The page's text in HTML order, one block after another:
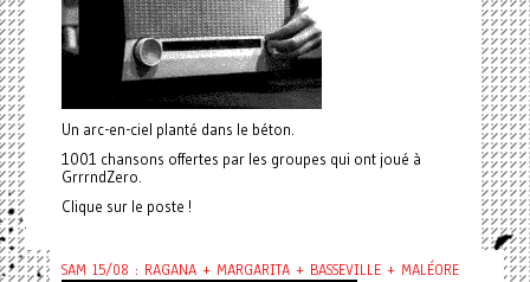
Un arc-en-ciel planté dans le béton.
1001 chansons offertes par les groupes qui ont joué à
GrrrndZero.
Clique sur le poste !
SAM 15/08 : RAGANA + MARGARITA + BASSEVILLE + MALÉORE